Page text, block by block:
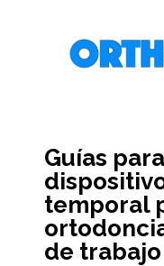
Guías
temporal
de